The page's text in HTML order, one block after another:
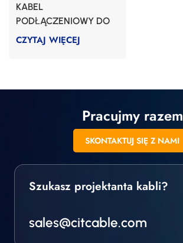
KABEL
PODŁĄCZENIOWY DO
SILNIKA OLEJOWEGO
CZYTAJ WIĘCEJ
Pracujmy razem
SKONTAKTUJ SIĘ Z NAMI
Szukasz projektanta kabli?
sales@citcable.com